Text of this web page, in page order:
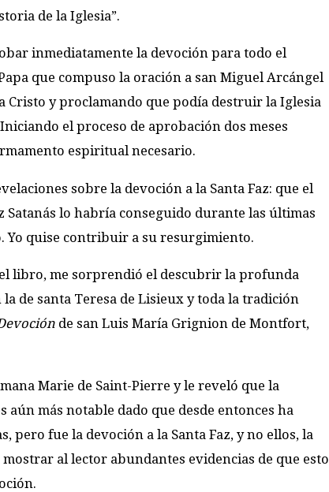
de la Iglesia”.
inmediatamente la devoción para todo el
que compuso la oración a san Miguel Arcángel
Cristo y proclamando que podía destruir la Iglesia
el proceso de aprobación dos meses
espiritual necesario.
sobre la devoción a la Santa Faz: que el
lo habría conseguido durante las últimas
Yo quise contribuir a su resurgimiento.
libro, me sorprendió el descubrir la profunda
de santa Teresa de Lisieux y toda la tradición
de san Luis María Grignion de Mont­fort,
Marie de Saint-Pierre y le reveló que la
aún más notable dado que desde entonces ha
pero fue la devoción a la Santa Faz, y no ellos, la
al lector abundantes evidencias de que esto